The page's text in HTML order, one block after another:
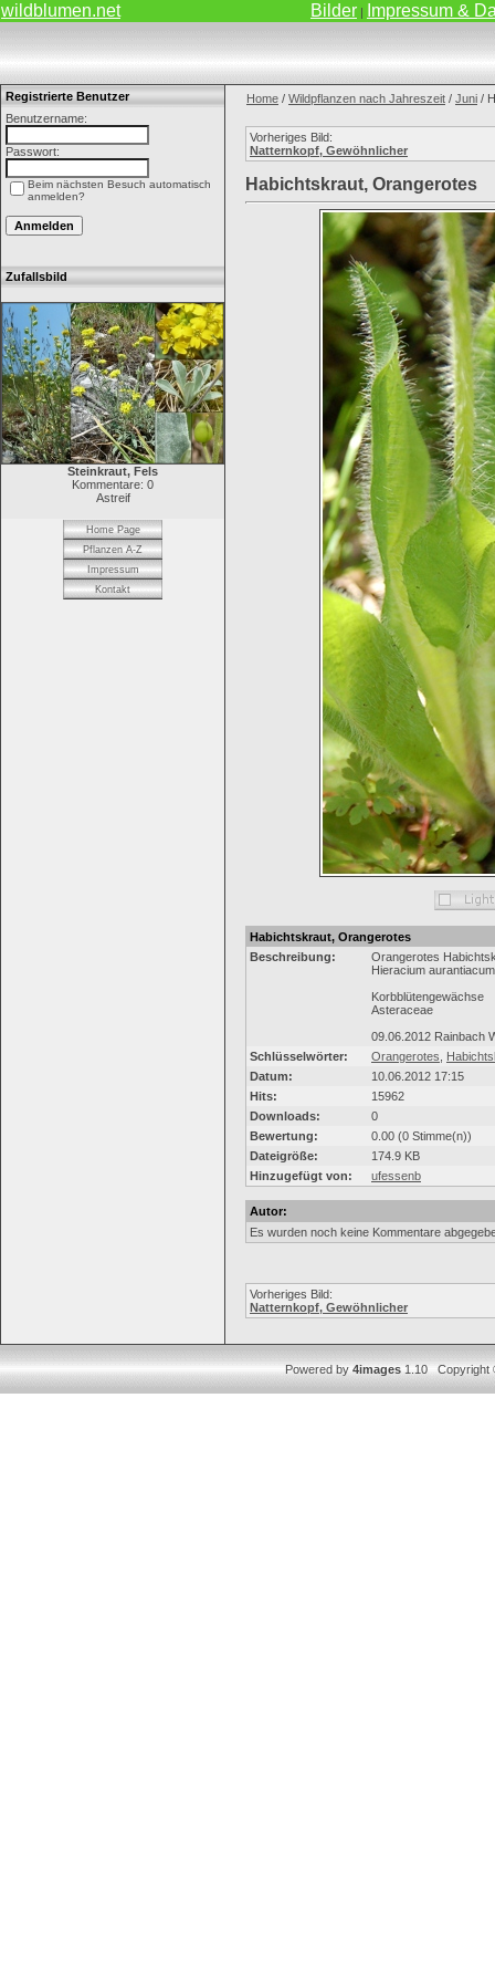
wildblumen.net Bilder | Impressum &
Registrierte Benutzer
Benutzername:
Passwort:
Beim nächsten Besuch automatisch
anmelden?
Zufallsbild
Steinkraut, Fels
Kommentare: 0
Astreif
Home Page
Pflanzen A-Z
Impressum
Kontakt
Home / Wildpflanzen nach Jahreszeit / Juni /
Vorheriges Bild:
Natternkopf, Gewöhnlicher
Habichtskraut, Orangerotes
Habichtskraut, Orangerotes
Beschreibung:
Orangerotes
Hieracium aurantiacum
Korbblütengewächse
Asteraceae
09.06.2012 Rainbach
Schlüsselwörter:
Orangerotes
Datum:
10.06.2012 17:15
Hits:
15962
Downloads:
0
Bewertung:
0.00 (0 Stimme(n))
Dateigröße:
174.9 KB
Hinzugefügt von:
ufessenb
Autor:
Es wurden noch keine Kommentare
Vorheriges Bild:
Natternkopf, Gewöhnlicher
Powered by4images1.10 Copyright